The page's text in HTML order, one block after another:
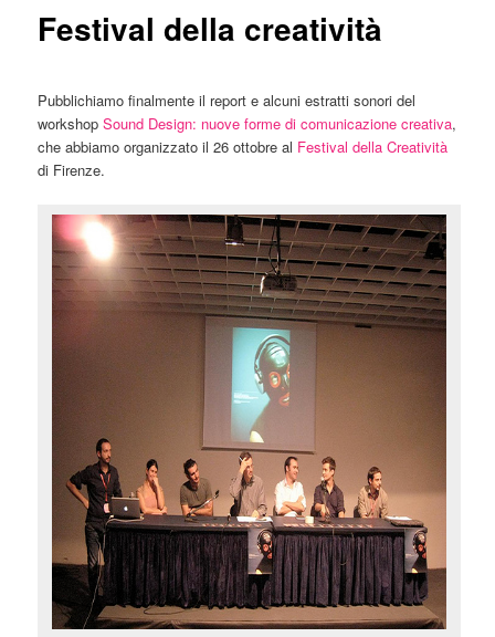
Festival della creatività
Pubblichiamo finalmente il report e alcuni estratti sonori del
workshopSound Design: nuove forme di comunicazione creativa,
che abbiamo organizzato il 26 ottobre al Festival della Creatività
di Firenze.